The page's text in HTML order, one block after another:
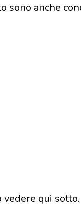
sono anche
vedere qui sotto.